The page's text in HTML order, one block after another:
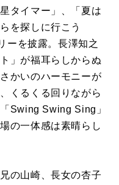
タイマー」、「夏は
を探しに行こう
ーを披露。長澤知之
」が福耳らしからぬ
かいのハーモニーが
くるくる回りながら
Swing Swing Sing」
の一体感は素晴らし
の山崎、長女の杏子